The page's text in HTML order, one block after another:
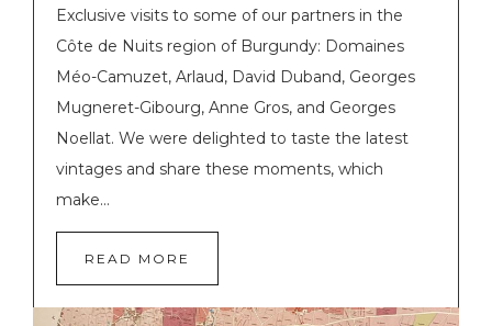
Exclusive visits to some of our partners in the
Côte de Nuits region of Burgundy: Domaines
Méo-Camuzet, Arlaud, David Duband, Georges
Mugneret-Gibourg, Anne Gros, and Georges
Noellat. We were delighted to taste the latest
vintages and share these moments, which
make...
READ MORE